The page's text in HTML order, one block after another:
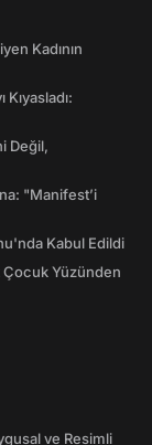
Kadının
Değil,
"Manifest’i
Kabul Edildi
Çocuk Yüzünden
ve Resimli